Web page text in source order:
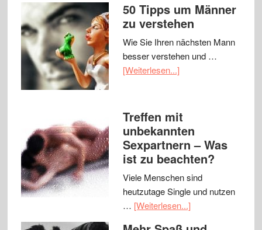
50 Tipps um Männer
zu verstehen
Wie Sie Ihren nächsten Mann
besser verstehen und …
[Weiterlesen...]
Treffen mit
unbekannten
Sexpartnern – Was
ist zu beachten?
Viele Menschen sind
heutzutage Single und nutzen
… [Weiterlesen...]